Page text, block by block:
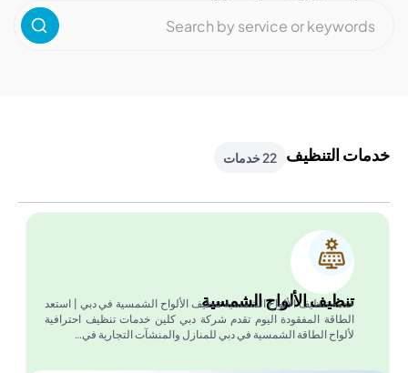
التنظيف 22 خدمات
تنظيف الألواح الشمسية
خدمة تنظيف الألواح الشمسية تنظيف الألواح الشمسية في دبي | استعد
الطاقة المفقودة اليوم تقدم شركة دبي كلين خدمات تنظيف احترافية
لألواح الطاقة الشمسية في دبي للمنازل والمنشآت التجارية في…